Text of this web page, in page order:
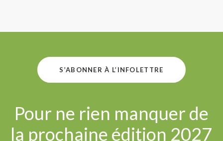
S’ABONNER À L’INFOLETTRE
Pour ne rien manquer de
la prochaine édition 2027